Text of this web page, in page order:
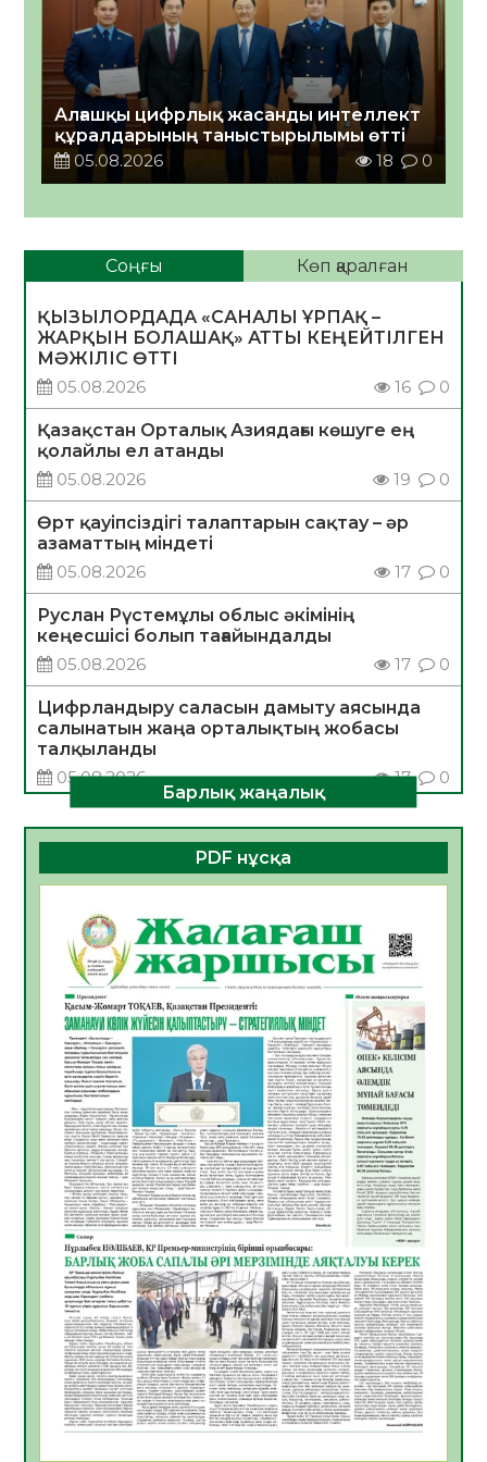
Алғашқы цифрлық жасанды интеллект
құралдарының таныстырылымы өтті
05.08.2026
18 0
Соңғы Көп қаралған
ҚЫЗЫЛОРДАДА «САНАЛЫ ҰРПАҚ –
ЖАРҚЫН БОЛАШАҚ» АТТЫ КЕҢЕЙТІЛГЕН
МӘЖІЛІС ӨТТІ
05.08.2026
16 0
Қазақстан Орталық Азиядағы көшуге ең
қолайлы ел атанды
05.08.2026
19 0
Өрт қауіпсіздігі талаптарын сақтау – әр
азаматтың міндеті
05.08.2026
17 0
Руслан Рүстемұлы облыс әкімінің
кеңесшісі болып тағайындалды
05.08.2026
17 0
Цифрландыру саласын дамыту аясында
салынатын жаңа орталықтың жобасы
талқыланды
05.08.2026
17 0
құралдарының таныстырылымы өтті
05.08.2026
18 0
Қазақстандықтардың 72,3%-ы жаңа
Құрылтай үшін дауыс беруге дайын
05.08.2026
18
ӘРБІР ДАУЫС – ҚОҒАМ ДАМУЫНА
ҚОСЫЛҒАН ҮЛЕС
05.08.2026
26
ҚҰРЫЛТАЙ САЙЛАУЫ – БІРЛІК ПЕН
ЖАУАПКЕРШІЛІККЕ БАСТАЙТЫН ҚАДАМ
05.08.2026
24
Мектептен – Ұлттық ұлан сапына
04.08.2026
34
Үкіметтік емес ұйымдарға арналған
сыйлықақы конкурсына өтінім қабылдау
басталды
04.08.2026
38
Үкіметте Президенттің отандық тауарды
қолдау жөніндегі тапсырмаларының
жүзеге асырылу барысы қаралуда
Барлық жаңалық
PDF нұсқа